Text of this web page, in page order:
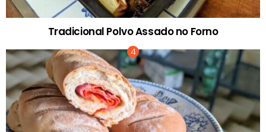
Tradicional Polvo Assado no Forno